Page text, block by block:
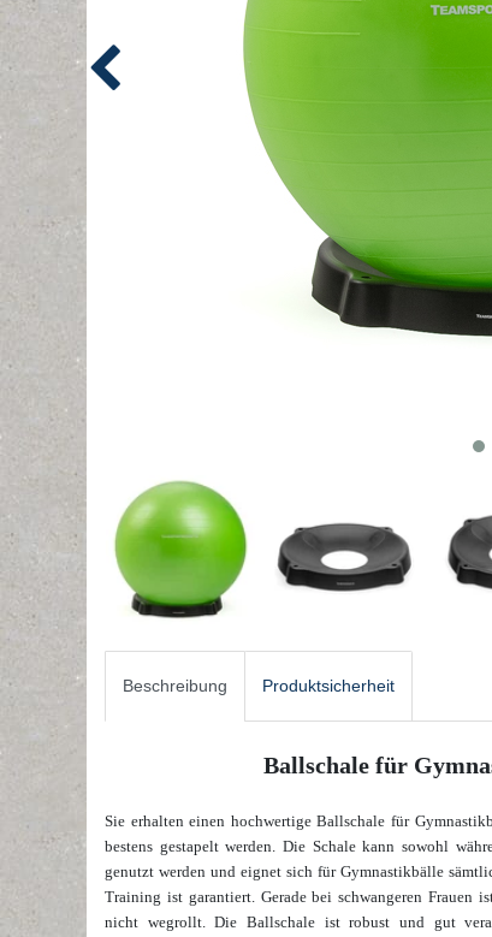
Beschreibung Produktsicherheit
Ballschale für
Sie erhalten einen hochwertige Ballschale für
bestens gestapelt werden. Die Schale kann sowohl
genutzt werden und eignet sich für Gymnastikbälle
Training ist garantiert. Gerade bei schwangeren Frauen
nicht wegrollt. Die Ballschale ist robust und gut